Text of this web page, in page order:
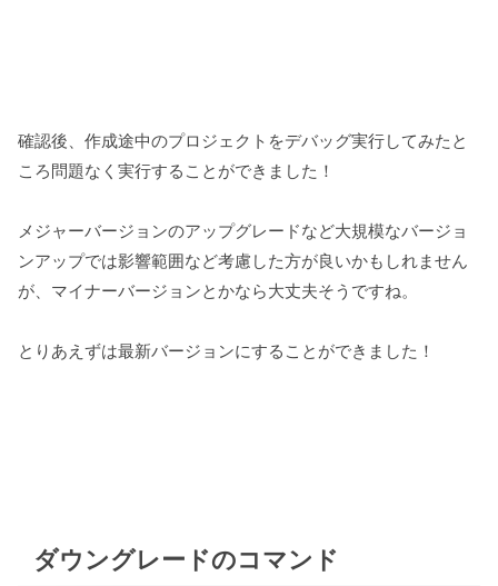
確認後、作成途中のプロジェクトをデバッグ実行してみたと
ころ問題なく実行することができました！
メジャーバージョンのアップグレードなど大規模なバージョ
ンアップでは影響範囲など考慮した方が良いかもしれません
が、マイナーバージョンとかなら大丈夫そうですね。
とりあえずは最新バージョンにすることができました！
ダウングレードのコマンド